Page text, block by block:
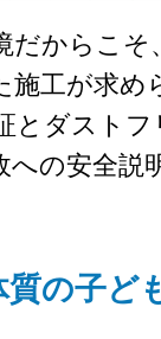
だからこそ
施工が求め
とダスト
への安全説
の子ど